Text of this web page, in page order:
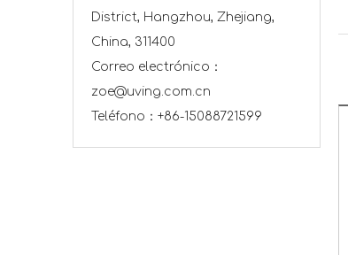
District, Hangzhou, Zhejiang,
China, 311400
Correo electrónico：
zoe@uving.com.cn
Teléfono：+86-15088721599